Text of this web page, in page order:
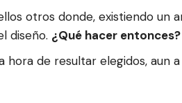
otros donde, existiendo un
diseño. ¿Qué hacer entonces?
de resultar elegidos, aun